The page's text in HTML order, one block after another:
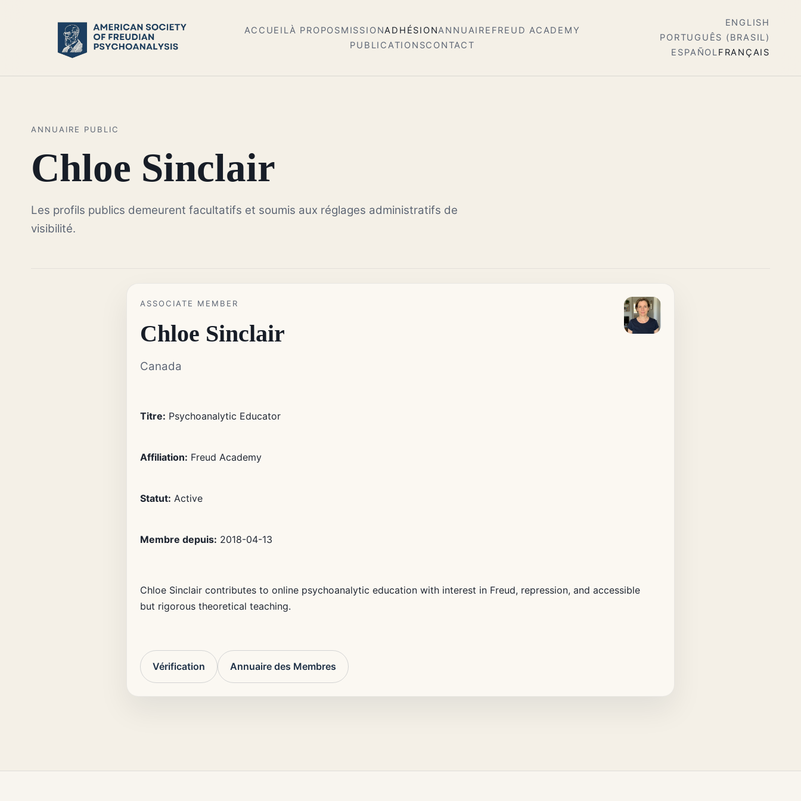
ACCUEILÀ PROPOSMISSIONADHÉSIONANNUAIRE FREUD ACADEMY
PUBLICATIONSCONTACT
ENGLISH
PORTUGUÊS (BRASIL)
ESPAÑOLFRANÇAIS
ANNUAIRE PUBLIC
Chloe Sinclair
Les profils publics demeurent facultatifs et soumis aux réglages administratifs de
visibilité.
ASSOCIATE MEMBER
Chloe Sinclair
Canada
Titre: Psychoanalytic Educator
Affiliation: Freud Academy
Statut: Active
Membre depuis: 2018-04-13
Chloe Sinclair contributes to online psychoanalytic education with interest in Freud, repression, and accessible
but rigorous theoretical teaching.
Vérification Annuaire des Membres